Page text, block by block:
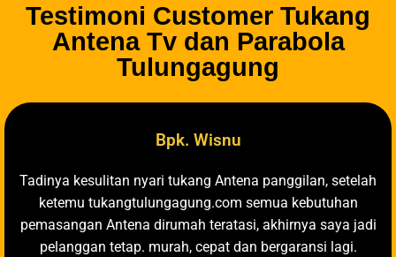
Testimoni Customer Tukang
Antena Tv dan Parabola
Tulungagung
Bpk. Wisnu
Tadinya kesulitan nyari tukang Antena panggilan, setelah
ketemu tukangtulungagung.com semua kebutuhan
pemasangan Antena dirumah teratasi, akhirnya saya jadi
pelanggan tetap. murah, cepat dan bergaransi lagi.